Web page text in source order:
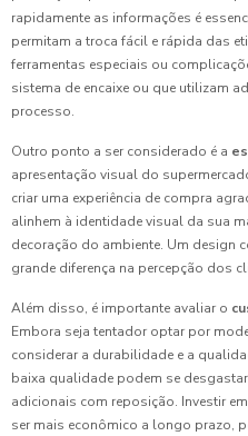
rapidamente as informações é
permitam a troca fácil e rápida das
ferramentas especiais ou
sistema de encaixe ou que utilizam
processo.
Outro ponto a ser considerado é a
apresentação visual do
criar uma experiência de compra
alinhem à identidade visual da sua
decoração do ambiente. Um design
grande diferença na percepção dos
Além disso, é importante avaliar o
Embora seja tentador optar por
considerar a durabilidade e a
baixa qualidade podem se
adicionais com reposição. Investir
ser mais econômico a longo prazo,